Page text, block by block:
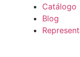
Catálogo
Blog